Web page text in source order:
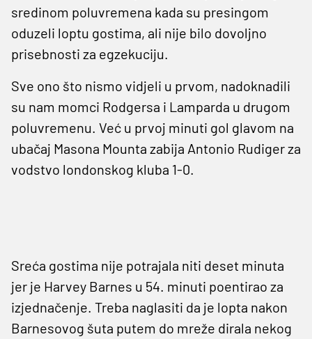
sredinom poluvremena kada su presingom
oduzeli loptu gostima, ali nije bilo dovoljno
prisebnosti za egzekuciju.
Sve ono što nismo vidjeli u prvom, nadoknadili
su nam momci Rodgersa i Lamparda u drugom
poluvremenu. Već u prvoj minuti gol glavom na
ubačaj Masona Mounta zabija Antonio Rudiger za
vodstvo londonskog kluba 1-0.
Sreća gostima nije potrajala niti deset minuta
jer je Harvey Barnes u 54. minuti poentirao za
izjednačenje. Treba naglasiti da je lopta nakon
Barnesovog šuta putem do mreže dirala nekog